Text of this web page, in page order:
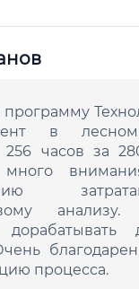
программу
в
часов за
много
анализу.
дорабатывать
процесса.